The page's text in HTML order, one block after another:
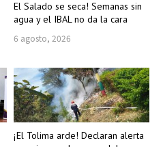
El Salado se seca! Semanas sin
agua y el IBAL no da la cara
6 agosto, 2026
¡El Tolima arde! Declaran alerta